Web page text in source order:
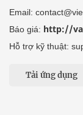
Email:
Báo giá: http://
Hỗ trợ kỹ thuật:
Tải ứng dụng